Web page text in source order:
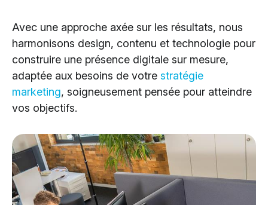
Avec une approche axée sur les résultats, nous
harmonisons design, contenu et technologie pour
construire une présence digitale sur mesure,
adaptée aux besoins de votre stratégie
marketing, soigneusement pensée pour atteindre
vos objectifs.